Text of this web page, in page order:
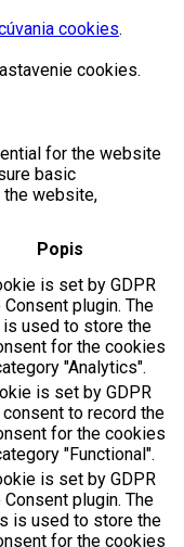
cookies.
cookies.
for the website
basic
website,
Popis
is set by GDPR
Consent plugin. The
used to store the
for the cookies
"Analytics".
is set by GDPR
to record the
for the cookies
"Functional".
is set by GDPR
Consent plugin. The
is used to store the
for the cookies